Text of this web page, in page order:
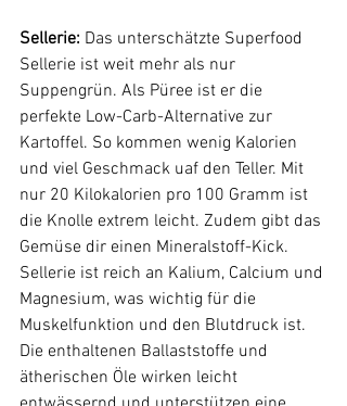
Sellerie: Das unterschätzte Superfood
Sellerie ist weit mehr als nur
Suppengrün. Als Püree ist er die
perfekte Low-Carb-Alternative zur
Kartoffel. So kommen wenig Kalorien
und viel Geschmack uaf den Teller. Mit
nur 20 Kilokalorien pro 100 Gramm ist
die Knolle extrem leicht. Zudem gibt das
Gemüse dir einen Mineralstoff-Kick.
Sellerie ist reich an Kalium, Calcium und
Magnesium, was wichtig für die
Muskelfunktion und den Blutdruck ist.
Die enthaltenen Ballaststoffe und
ätherischen Öle wirken leicht